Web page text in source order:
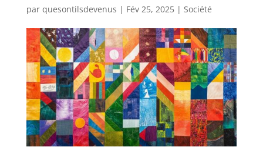
par quesontilsdevenus | Fév 25, 2025| Société